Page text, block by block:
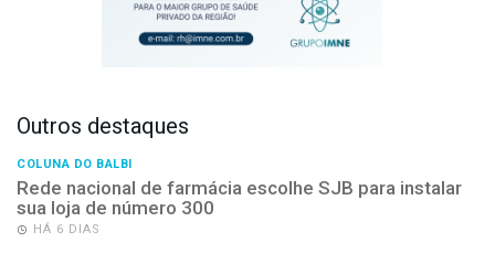
Outros destaques
COLUNA DO BALBI
Rede nacional de farmácia escolhe SJB para instalar
sua loja de número 300
HÁ 6 DIAS